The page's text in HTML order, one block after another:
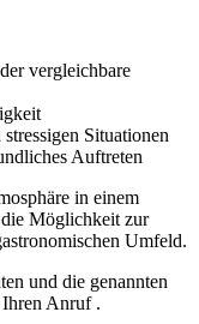
vergleichbare
Situationen
Auftreten
in einem
Möglichkeit zur
Umfeld.
und die genannten
Anruf .